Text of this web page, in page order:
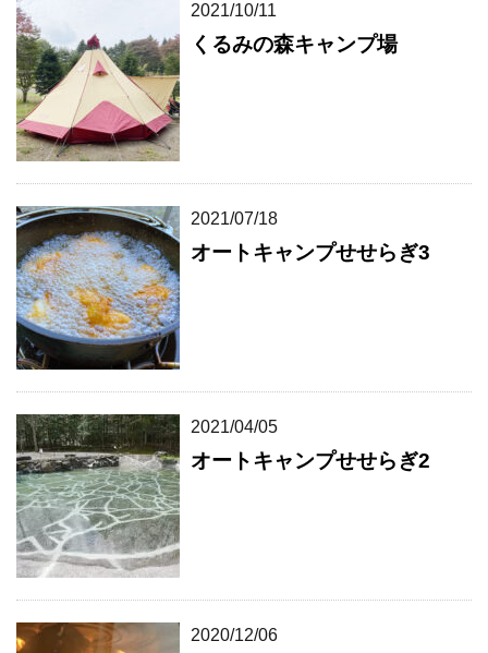
2021/10/11
くるみの森キャンプ場
2021/07/18
オートキャンプせせらぎ3
2021/04/05
オートキャンプせせらぎ2
2020/12/06